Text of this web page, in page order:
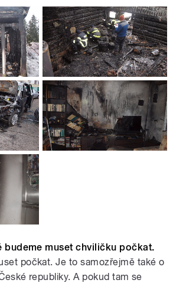
budeme muset chviličku počkat.
počkat. Je to samozřejmě také o
republiky. A pokud tam se